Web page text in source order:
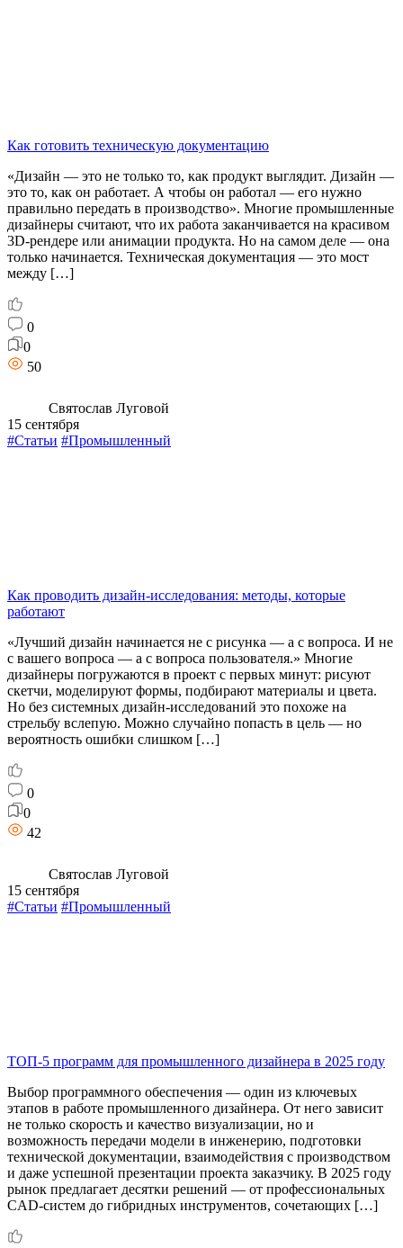
Как готовить техническую документацию
«Дизайн — это не только то, как продукт выглядит. Дизайн —
это то, как он работает. А чтобы он работал — его нужно
правильно передать в производство». Многие промышленные
дизайнеры считают, что их работа заканчивается на красивом
3D-рендере или анимации продукта. Но на самом деле — она
только начинается. Техническая документация — это мост
между […]
0
0
50
Святослав Луговой
15 сентября
#Статьи #Промышленный
Как проводить дизайн-исследования: методы, которые
работают
«Лучший дизайн начинается не с рисунка — а с вопроса. И не
с вашего вопроса — а с вопроса пользователя.» Многие
дизайнеры погружаются в проект с первых минут: рисуют
скетчи, моделируют формы, подбирают материалы и цвета.
Но без системных дизайн-исследований это похоже на
стрельбу вслепую. Можно случайно попасть в цель — но
вероятность ошибки слишком […]
0
0
42
Святослав Луговой
15 сентября
#Статьи #Промышленный
ТОП-5 программ для промышленного дизайнера в 2025 году
Выбор программного обеспечения — один из ключевых
этапов в работе промышленного дизайнера. От него зависит
не только скорость и качество визуализации, но и
возможность передачи модели в инженерию, подготовки
технической документации, взаимодействия с производством
и даже успешной презентации проекта заказчику. В 2025 году
рынок предлагает десятки решений — от профессиональных
CAD-систем до гибридных инструментов, сочетающих […]